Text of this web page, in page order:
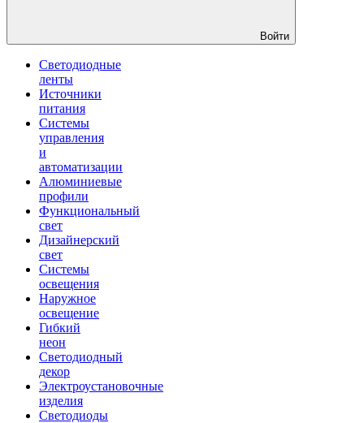
Войти
Светодиодные
ленты
Источники
питания
Системы
управления
и
автоматизации
Алюминиевые
профили
Функциональный
свет
Дизайнерский
свет
Системы
освещения
Наружное
освещение
Гибкий
неон
Светодиодный
декор
Электроустановочные
изделия
Светодиоды